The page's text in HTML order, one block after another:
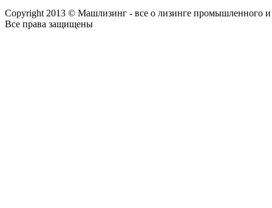
Copyright 2013 © Машлизинг - все о лизинге промышленного и
Все права защищены